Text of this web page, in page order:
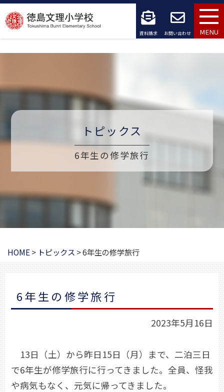
コ
ン
ツ
キ
資料請求 お問い合わせ MENU
トピックス
6年生の修学旅行
HOME> トピックス >6年生の修学旅行
6年生の修学旅行
2023年5月16日
13日（土）から昨日15日（月）まで、二泊三日
で6年生が修学旅行に行ってきました。全員、怪我
や病気もなく、元気に帰ってきました。